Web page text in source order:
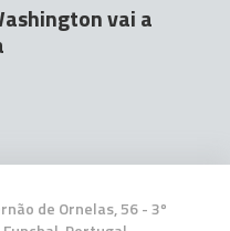
vai a
de Ornelas, 56 - 3º